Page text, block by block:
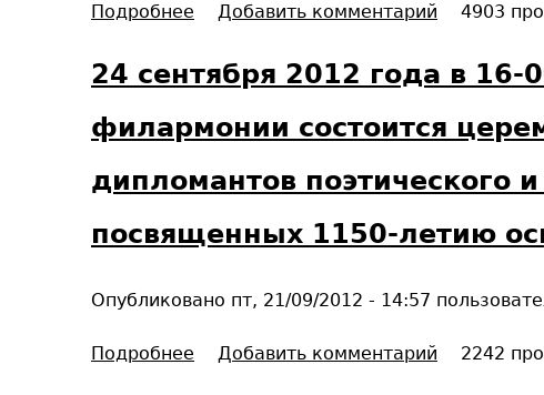
ы
…
Подробнее
м
о
л
я
н
е
н
а
л
Добавить комментарий 4903
24 сентября 2012 года в 16-
филармонии состоится
дипломантов поэтического
посвященных 1150-летию
Опубликовано пт, 21/09/2012 - 14:57
Подробнее Добавить комментарий 2242